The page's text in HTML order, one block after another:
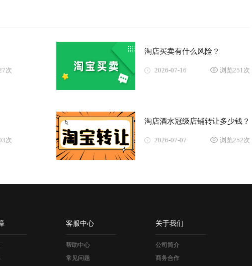
次
淘店买卖有什么风险？
2026-07-16 浏览251次
次
淘店酒水冠级店铺转让多少钱？
2026-07-07 浏览252次
客服中心
帮助中心
常见问题
关于我们
公司简介
商务合作